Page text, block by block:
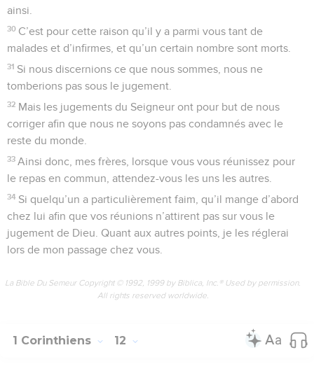
ainsi.
30 C’est pour cette raison qu’il y a parmi vous tant de
malades et d’infirmes, et qu’un certain nombre sont morts.
31 Si nous discernions ce que nous sommes, nous ne
tomberions pas sous le jugement.
32 Mais les jugements du Seigneur ont pour but de nous
corriger afin que nous ne soyons pas condamnés avec le
reste du monde.
33 Ainsi donc, mes frères, lorsque vous vous réunissez pour
le repas en commun, attendez-vous les uns les autres.
34 Si quelqu’un a particulièrement faim, qu’il mange d’abord
chez lui afin que vos réunions n’attirent pas sur vous le
jugement de Dieu. Quant aux autres points, je les réglerai
lors de mon passage chez vous.
La Bible Du Semeur Copyright © 1992, 1999 by Biblica, Inc.® Used by permission.
All rights reserved worldwide.
1 Corinthiens 12